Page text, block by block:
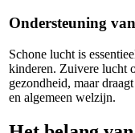
Ondersteuning
Schone lucht is
kinderen. Zuivere lucht
gezondheid, maar
en algemeen welzijn.